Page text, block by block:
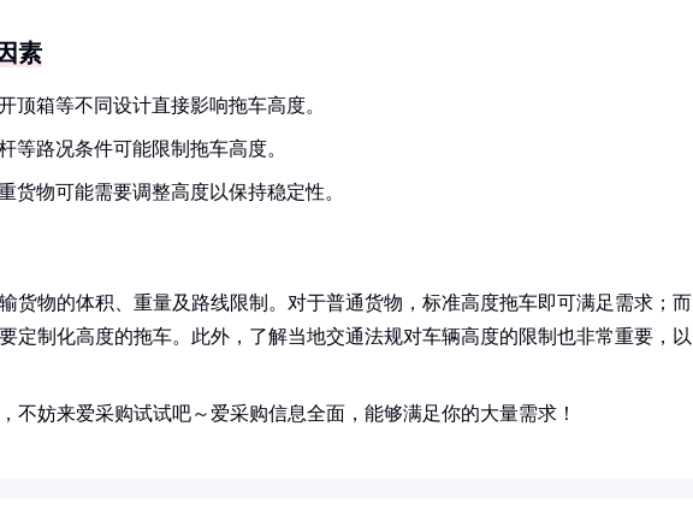
素
顶箱等不同设计直接影响拖车高度。
等路况条件可能限制拖车高度。
货物可能需要调整高度以保持稳定性。
货物的体积、重量及路线限制。对于普通货物，标准高度拖车即可满足需求；而
定制化高度的拖车。此外，了解当地交通法规对车辆高度的限制也非常重要，以
不妨来爱采购试试吧～爱采购信息全面，能够满足你的大量需求！